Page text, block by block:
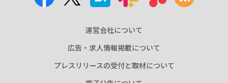
運営会社について
広告・求人情報掲載について
プレスリリースの受付と取材について